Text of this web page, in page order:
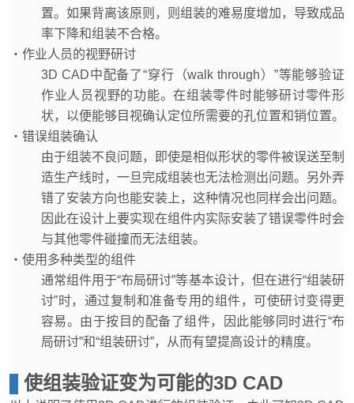
置。如果背离该原则，则组装的难易度增加，导致成品
率下降和组装不合格。
・作业人员的视野研讨
3D CAD中配备了“穿行（walk through）”等能够验证
作业人员视野的功能。在组装零件时能够研讨零件形
状，以便能够目视确认定位所需要的孔位置和销位置。
・错误组装确认
由于组装不良问题，即使是相似形状的零件被误送至制
造生产线时，一旦完成组装也无法检测出问题。另外弄
错了安装方向也能安装上，这种情况也同样会出问题。
因此在设计上要实现在组件内实际安装了错误零件时会
与其他零件碰撞而无法组装。
・使用多种类型的组件
通常组件用于“布局研讨”等基本设计，但在进行“组装研
讨”时，通过复制和准备专用的组件，可使研讨变得更
容易。由于按目的配备了组件，因此能够同时进行“布
局研讨”和“组装研讨”，从而有望提高设计的精度。
使组装验证变为可能的3D CAD